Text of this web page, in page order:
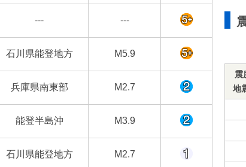
--- ---
石川県能登地方 M5.9
兵庫県南東部 M2.7
能登半島沖 M3.9
石川県能登地方 M2.7
震
地